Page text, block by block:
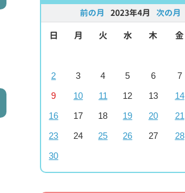
前の月
2023年4月 次の月
日 月 火 水 木 金
2
3 4 5 6 7
9
10 11 12 13 14
16
17 18 19 20 21
23
24 25 26 27 28
30